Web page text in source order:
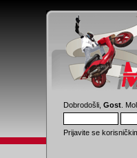
Dobrodošli,Gost .
Prijavite se